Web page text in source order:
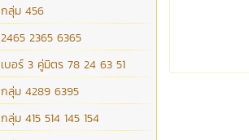
กลุ่ม 456
2465 2365 6365
เบอร์ 3 คู่มิตร 78 24 63 51
กลุ่ม 4289 6395
กลุ่ม 415 514 145 154